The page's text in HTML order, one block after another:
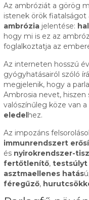
Az ambróziát a görög
istenek örök
ambróziajelentése:
hogy mi is ez az
foglalkoztatja az
Az interneten hosszú
gyógyhatásairól szóló
megjelenik, hogy a
Ambrosia nevet,
valószínűleg köze van
eledelhez.
Az impozáns
immunrendszert
és nyirokrendszer-
fertőtlenítő, testsúlyt
asztmaellenes hatás
féregűző,